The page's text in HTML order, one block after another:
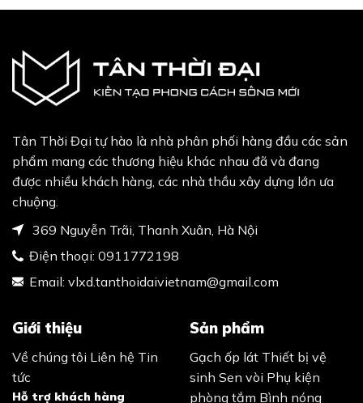
Tân Thời Đại tự hào là nhà phân phối hàng đầu các sản
phẩm mang các thương hiệu khác nhau đã và đang
được nhiều khách hàng, các nhà thầu xây dựng lớn ưa
chuộng.
369 Nguyễn Trãi, Thanh Xuân, Hà Nội
Điện thoại: 0911772198
Email: vlxd.tanthoidaivietnam@gmail.com
Giới thiệu
Về chúng tôi Liên hệ Tin
tức
Hỗ trợ khách hàng
Sản phẩm
Gạch ốp lát Thiết bị vệ
sinh Sen vòi Phụ kiện
phòng tắm Bình nóng